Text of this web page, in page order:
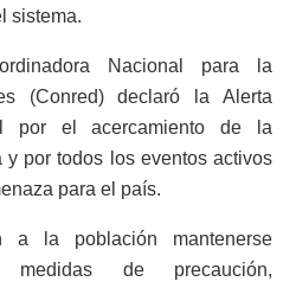
sistema.
Nacional para la
(Conred) declaró la Alerta
por el acercamiento de la
y por todos los eventos activos
para el país.
a la población mantenerse
de precaución,